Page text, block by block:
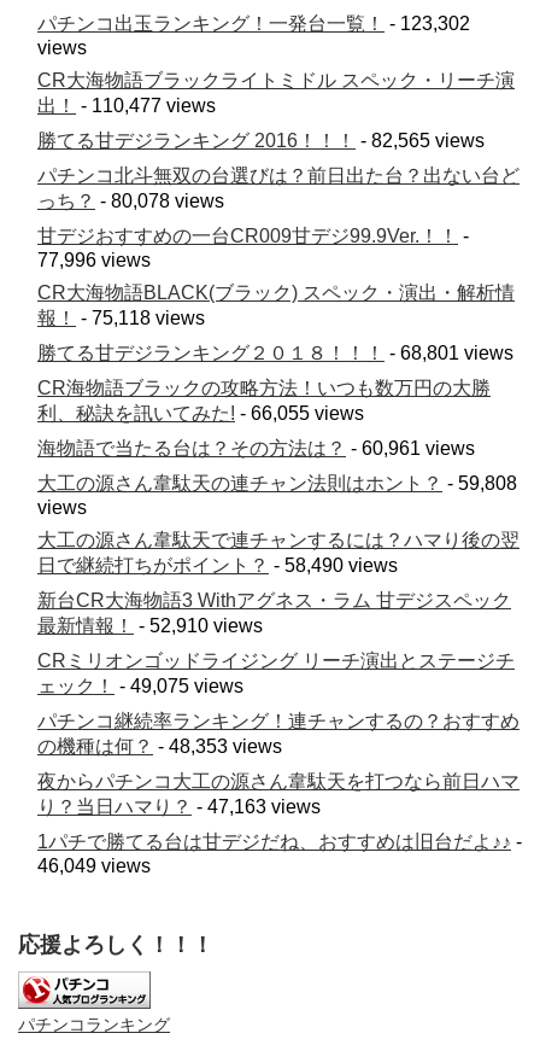
パチンコ出玉ランキング！一発台一覧！
- 123,302
views
CR大海物語ブラックライトミドル スペック・リーチ演
出！
- 110,477 views
勝てる甘デジランキング 2016！！！
- 82,565 views
パチンコ北斗無双の台選びは？前日出た台？出ない台ど
っち？ - 80,078 views
甘デジおすすめの一台CR009甘デジ99.9Ver.！！
-
77,996 views
CR大海物語BLACK(ブラック) スペック・演出・解析情
報！
- 75,118 views
勝てる甘デジランキング２０１８！！！
- 68,801 views
CR海物語ブラックの攻略方法！いつも数万円の大勝
利、秘訣を訊いてみた! - 66,055 views
海物語で当たる台は？その方法は？ - 60,961 views
大工の源さん韋駄天の連チャン法則はホント？ - 59,808
views
大工の源さん韋駄天で連チャンするには？ハマり後の翌
日で継続打ちがポイント？ - 58,490 views
新台CR大海物語3 Withアグネス・ラム 甘デジスペック
最新情報！
- 52,910 views
CRミリオンゴッドライジング リーチ演出とステージチ
ェック！
- 49,075 views
パチンコ継続率ランキング！連チャンするの？おすすめ
の機種は何？ - 48,353 views
夜からパチンコ大工の源さん韋駄天を打つなら前日ハマ
り？当日ハマり？ - 47,163 views
1パチで勝てる台は甘デジだね、おすすめは旧台だよ♪♪ -
46,049 views
応援よろしく！！！
パチンコランキング